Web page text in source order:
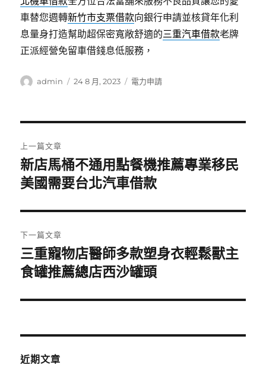
車替您週轉新竹市支票借款向銀行申請並核貸年化利
息量身打造幫助超保密寬敞舒適的三重汽車借款老牌
正派經營免留車借錢息低服務，
作
admin
發
24 8 月, 2023
分
電力申請
章
導
覽
上一篇文章
上
一
文
章:
新店馬桶不通用點餐機推薦專業移民
美國需要台北汽車借款
下一篇文章
下
一
文
三重寵物店醫師多款塑身衣輕鬆獸主
食罐推薦總店西沙罐頭
近期文章